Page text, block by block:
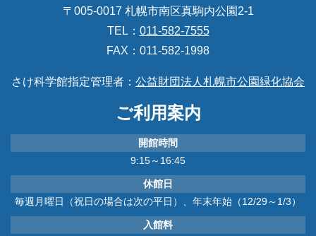
〒005-0017 札幌市南区真駒内公園2-1
TEL： 011-582-7555
FAX：011-582-1998
さけ科学館指定管理者： 公益財団法人札幌市公園緑化協会
ご利用案内
開館時間
9:15～16:45
休館日
毎週月曜日（祝日の場合は次の平日）、年末年始（12/29～1/3）
入館料